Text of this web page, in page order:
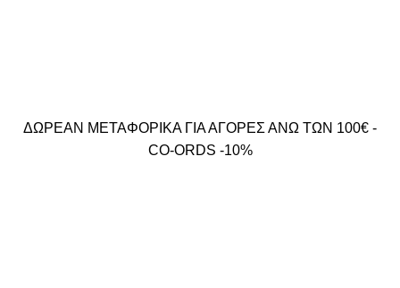
ΔΩΡΕΑΝ ΜΕΤΑΦΟΡΙΚΑ ΓΙΑ ΑΓΟΡΕΣ ΑΝΩ ΤΩΝ 100€ -
CO-ORDS -10%